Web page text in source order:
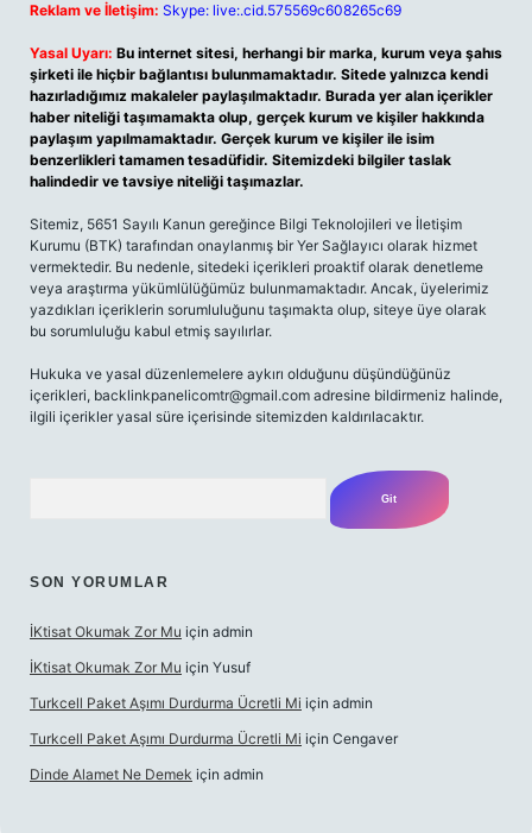
Reklam ve İletişim: Skype: live:.cid.575569c608265c69
Yasal Uyarı: Bu internet sitesi, herhangi bir marka, kurum veya şahıs
şirketi ile hiçbir bağlantısı bulunmamaktadır. Sitede yalnızca kendi
hazırladığımız makaleler paylaşılmaktadır. Burada yer alan içerikler
haber niteliği taşımamakta olup, gerçek kurum ve kişiler hakkında
paylaşım yapılmamaktadır. Gerçek kurum ve kişiler ile isim
benzerlikleri tamamen tesadüfidir. Sitemizdeki bilgiler taslak
halindedir ve tavsiye niteliği taşımazlar.
Sitemiz, 5651 Sayılı Kanun gereğince Bilgi Teknolojileri ve İletişim
Kurumu (BTK) tarafından onaylanmış bir Yer Sağlayıcı olarak hizmet
vermektedir. Bu nedenle, sitedeki içerikleri proaktif olarak denetleme
veya araştırma yükümlülüğümüz bulunmamaktadır. Ancak, üyelerimiz
yazdıkları içeriklerin sorumluluğunu taşımakta olup, siteye üye olarak
bu sorumluluğu kabul etmiş sayılırlar.
Hukuka ve yasal düzenlemelere aykırı olduğunu düşündüğünüz
içerikleri, backlinkpanelicomtr@gmail.com adresine bildirmeniz halinde,
ilgili içerikler yasal süre içerisinde sitemizden kaldırılacaktır.
SON YORUMLAR
İKtisat Okumak Zor Mu için admin
İKtisat Okumak Zor Mu için Yusuf
Turkcell Paket Aşımı Durdurma Ücretli Mi için admin
Turkcell Paket Aşımı Durdurma Ücretli Mi için Cengaver
Dinde Alamet Ne Demek için admin